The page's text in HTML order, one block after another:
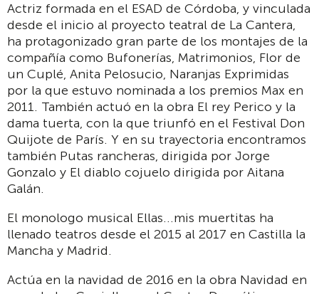
Actriz formada en el ESAD de Córdoba, y vinculada
desde el inicio al proyecto teatral de La Cantera,
ha protagonizado gran parte de los montajes de la
compañía como Bufonerías, Matrimonios, Flor de
un Cuplé, Anita Pelosucio, Naranjas Exprimidas
por la que estuvo nominada a los premios Max en
2011. También actuó en la obra El rey Perico y la
dama tuerta, con la que triunfó en el Festival Don
Quijote de París. Y en su trayectoria encontramos
también Putas rancheras, dirigida por Jorge
Gonzalo y El diablo cojuelo dirigida por Aitana
Galán.
El monologo musical Ellas...mis muertitas ha
llenado teatros desde el 2015 al 2017 en Castilla la
Mancha y Madrid.
Actúa en la navidad de 2016 en la obra Navidad en